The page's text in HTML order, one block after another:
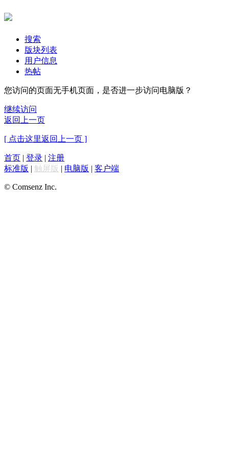
搜索
版块列表
用户信息
热帖
您访问的页面无手机页面，是否进一步访问电脑版？
继续访问
返回上一页
[ 点击这里返回上一页 ]
首页 | 登录 | 注册
标准版 | 触屏版 | 电脑版 | 客户端
© Comsenz Inc.